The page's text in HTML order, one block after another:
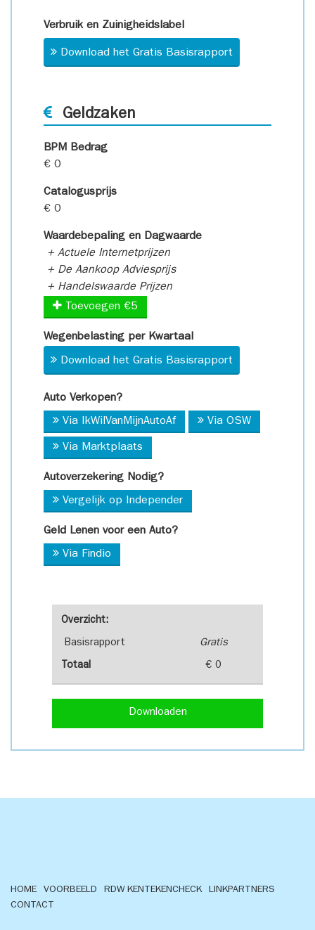
Overzicht:
Basisrapport Gratis
Totaal € 0
Downloaden
Verbruik en Zuinigheidslabel
Download het Gratis Basisrapport
Geldzaken
BPM Bedrag
€ 0
Catalogusprijs
€ 0
Waardebepaling en Dagwaarde
+ Actuele Internetprijzen
+ De Aankoop Adviesprijs
+ Handelswaarde Prijzen
Toevoegen €5
Wegenbelasting per Kwartaal
Download het Gratis Basisrapport
Auto Verkopen?
Via IkWilVanMijnAutoAf Via OSW
Via Marktplaats
Autoverzekering Nodig?
Vergelijk op Independer
Geld Lenen voor een Auto?
Via Findio
HOME VOORBEELD RDW KENTEKENCHECK
LINKPARTNERS
CONTACT